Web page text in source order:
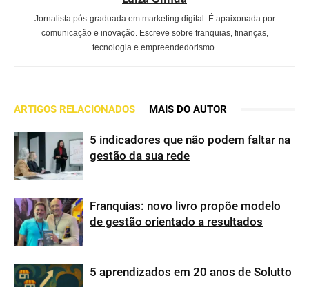
Jornalista pós-graduada em marketing digital. É apaixonada por
comunicação e inovação. Escreve sobre franquias, finanças,
tecnologia e empreendedorismo.
ARTIGOS RELACIONADOS MAIS DO AUTOR
5 indicadores que não podem faltar na
gestão da sua rede
Franquias: novo livro propõe modelo
de gestão orientado a resultados
5 aprendizados em 20 anos de Solutto